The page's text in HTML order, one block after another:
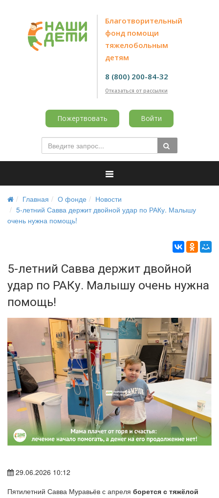
Благотворительный
фонд помощи
тяжелобольным
детям
8 (800) 200-84-32
Отказаться от рассылки
Пожертвовать Войти
Главная О фонде
Новости
5-летний Савва держит двойной удар по РАКу. Малышу
очень нужна помощь!
5-летний Савва держит двойной
удар по РАКу. Малышу очень нужна
помощь!
29.06.2026 10:12
Пятилетний Савва Муравьёв с апреля борется с тяжёлой